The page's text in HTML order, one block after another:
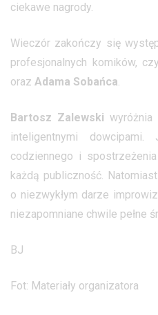
ciekawe nagrody.
Wieczór zakończy się
profesjonalnych komików,
oraz Adama Sobańca.
Bartosz Zalewski
inteligentnymi
codziennego i
każdą publiczność. Natomiast
o niezwykłym darze
niezapomniane chwile pełne
BJ
Fot: Materiały organizatora